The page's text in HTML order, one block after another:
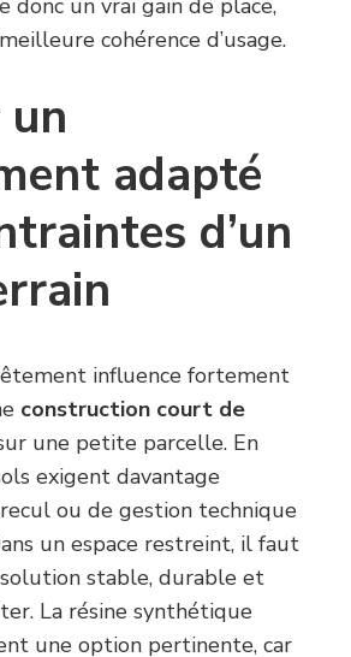
donc un vrai gain de place,
cohérence d’usage.
adapté
d’un
influence fortement
construction court de
une petite parcelle. En
exigent davantage
ou de gestion technique
un espace restreint, il faut
stable, durable et
La résine synthétique
une option pertinente, car